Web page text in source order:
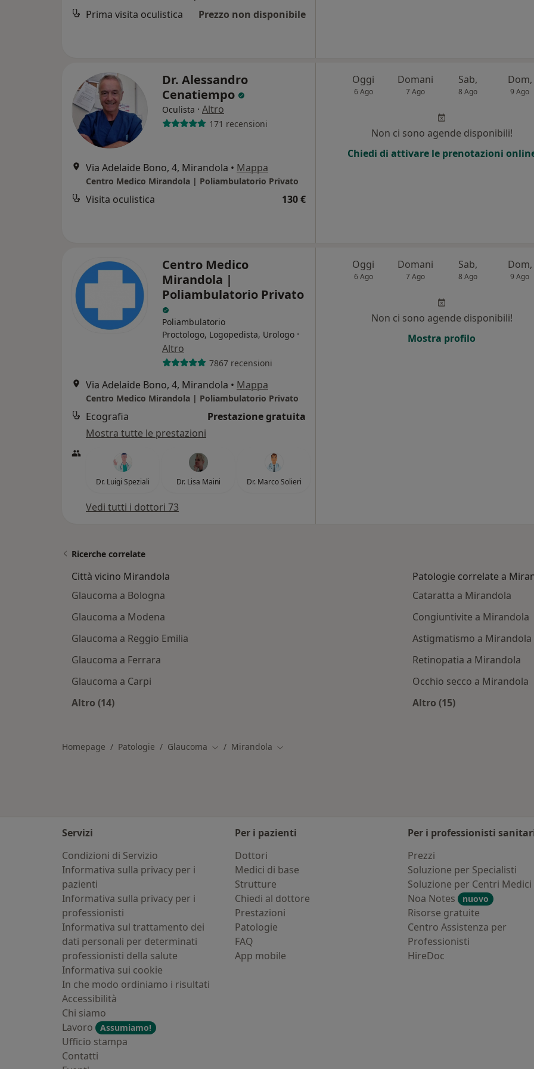
Prima visita oculistica Prezzo non disponibile
Dr. Alessandro
Cenatiempo
Oculista · Altro
171 recensioni
Via Adelaide Bono, 4, Mirandola • Mappa
Centro Medico Mirandola | Poliambulatorio Privato
Visita oculistica 130 €
Oggi
6 Ago
Domani
7 Ago
Sab,
8 Ago
Dom,
9 Ago
Non ci sono agende disponibili!
Chiedi di attivare le prenotazioni
Centro Medico
Mirandola |
Poliambulatorio Privato
Poliambulatorio
Proctologo, Logopedista, Urologo ·
Altro
7867 recensioni
Via Adelaide Bono, 4, Mirandola • Mappa
Centro Medico Mirandola | Poliambulatorio Privato
Ecografia
Prestazione gratuita
Mostra tutte le prestazioni
Dr. Luigi Speziali Dr. Lisa Maini Dr. Marco Solieri
Vedi tutti i dottori 73
Oggi
6 Ago
Domani
7 Ago
Sab,
8 Ago
Dom,
9 Ago
Non ci sono agende disponibili!
Mostra profilo
Ricerche correlate
Città vicino Mirandola
Glaucoma a Bologna
Glaucoma a Modena
Glaucoma a Reggio Emilia
Glaucoma a Ferrara
Glaucoma a Carpi
Altro (14)
Patologie correlate a
Cataratta a Mirandola
Congiuntivite a Mirandola
Astigmatismo a Mirandola
Retinopatia a Mirandola
Occhio secco a Mirandola
Altro (15)
Homepage Patologie Glaucoma Cambia città
Mirandola Cambia città
Servizi
Condizioni di Servizio
Informativa sulla privacy per i
pazienti
Informativa sulla privacy per i
professionisti
Informativa sul trattamento dei
dati personali per determinati
professionisti della salute
Informativa sui cookie
In che modo ordiniamo i risultati
Accessibilità
Chi siamo
Lavoro
Assumiamo!
Ufficio stampa
Contatti
Per i pazienti
Dottori
Medici di base
Strutture
Chiedi al dottore
Prestazioni
Patologie
FAQ
App mobile
Per i professionisti
Prezzi
Soluzione per Specialisti
Soluzione per Centri Medici
Noa Notes
nuovo
Risorse gratuite
Centro Assistenza per
Professionisti
HireDoc